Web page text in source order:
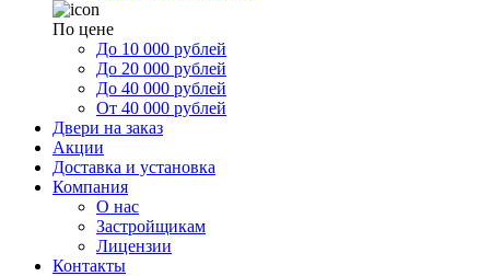
По цене
До 10 000 рублей
До 20 000 рублей
До 40 000 рублей
От 40 000 рублей
Двери на заказ
Акции
Доставка и установка
Компания
О нас
Застройщикам
Лицензии
Контакты